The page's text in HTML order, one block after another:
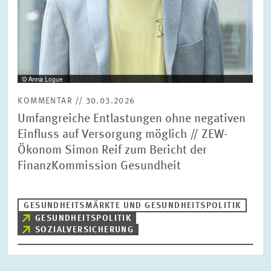
KOMMENTAR // 30.03.2026
Umfangreiche Entlastungen ohne negativen
Einfluss auf Versorgung möglich // ZEW-
Ökonom Simon Reif zum Bericht der
FinanzKommission Gesundheit
GESUNDHEITSMÄRKTE UND GESUNDHEITSPOLITIK
GESUNDHEITSPOLITIK
SOZIALVERSICHERUNG